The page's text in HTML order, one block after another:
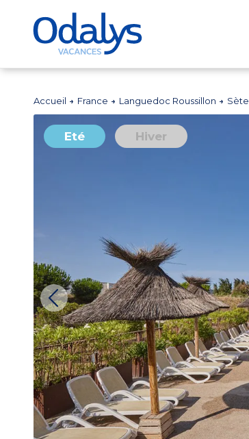
Accueil France Languedoc Roussillon Sète
Eté Hiver